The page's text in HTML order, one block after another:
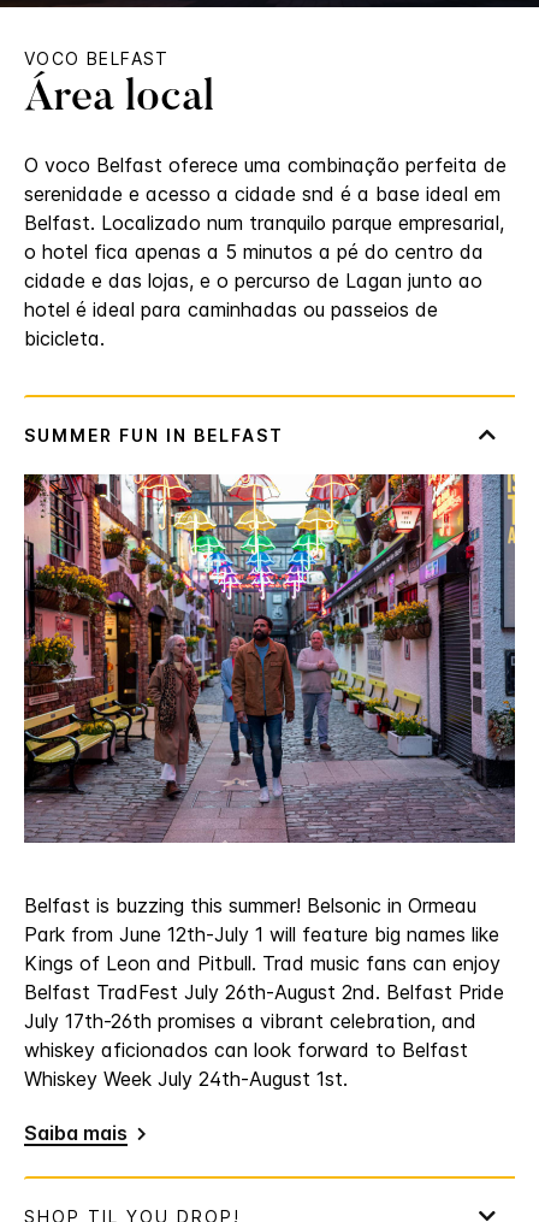
VOCO BELFAST
Área local
O voco Belfast oferece uma combinação perfeita de
serenidade e acesso a cidade snd é a base ideal em
Belfast. Localizado num tranquilo parque empresarial,
o hotel fica apenas a 5 minutos a pé do centro da
cidade e das lojas, e o percurso de Lagan junto ao
hotel é ideal para caminhadas ou passeios de
bicicleta.
Belfast is buzzing this summer! Belsonic in Ormeau
Park from June 12th-July 1 will feature big names like
Kings of Leon and Pitbull. Trad music fans can enjoy
Belfast TradFest July 26th-August 2nd. Belfast Pride
July 17th-26th promises a vibrant celebration, and
whiskey aficionados can look forward to Belfast
Whiskey Week July 24th-August 1st.
Saiba mais